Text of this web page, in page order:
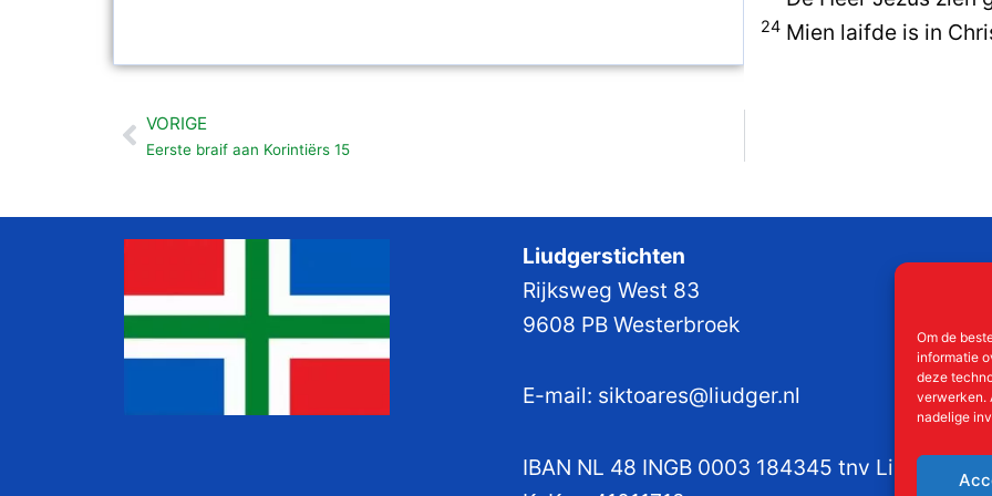
Om de
informatie
deze
verwerken.
nadelige
24 Mien laifde is in
Vorige
VORIGE
Eerste braif aan Korintiërs 15
Liudgerstichten
Rijksweg West 83
9608 PB Westerbroek
E-mail: siktoares@liudger.nl
IBAN NL 48 INGB 0003 184345 tnv